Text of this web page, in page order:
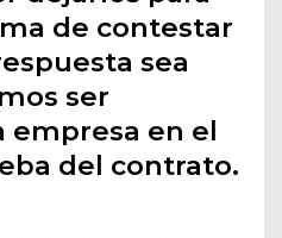
de contestar
sea
ser
empresa en el
del contrato.